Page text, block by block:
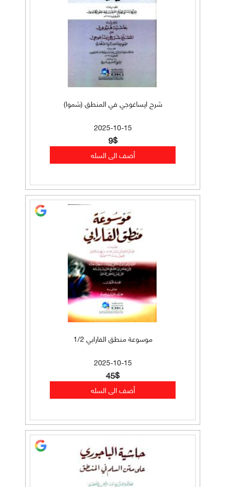
شرح ايساغوجي في المنطق (شموا)
2025-10-15
9$
موسوعة منطق الفارابي 1/2
2025-10-15
45$